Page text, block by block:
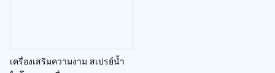
เครื่องเสริมความงาม สเปรย์น้ำ